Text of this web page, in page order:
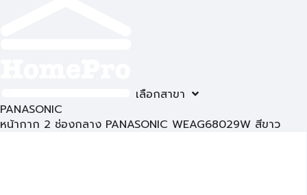
เลือกสาขา
PANASONIC
หน้ากาก 2 ช่องกลาง PANASONIC WEAG68029W สีขาว